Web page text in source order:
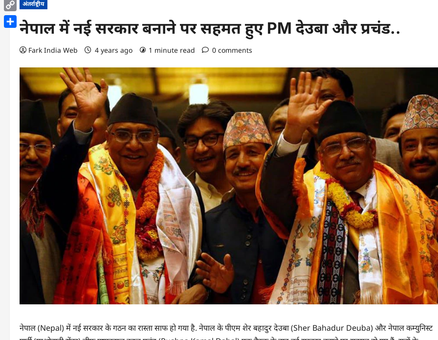
अंतर्राष्ट्रीय
नेपाल में नई सरकार बनाने पर सहमत हुए PM देउबा और प्रचंड..
Fark India Web 4 years ago 1 minute read 0 comments
नेपाल (Nepal) में नई सरकार के गठन का रास्ता साफ हो गया है. नेपाल के पीएम शेर बहादुर देउबा (Sher Bahadur Deuba) और नेपाल कम्युनिस्ट
Copy
Link
Share